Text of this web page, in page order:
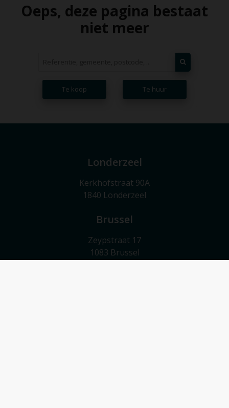
Oeps, deze pagina bestaat
niet meer
Te koop Te huur
Londerzeel
Kerkhofstraat 90A
1840 Londerzeel
Brussel
Zeypstraat 17
1083 Brussel